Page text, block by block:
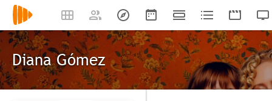
Diana Gómez